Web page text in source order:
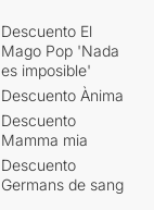
Descuento El
Mago Pop 'Nada
es imposible'
Descuento Ànima
Descuento
Mamma mia
Descuento
Germans de sang